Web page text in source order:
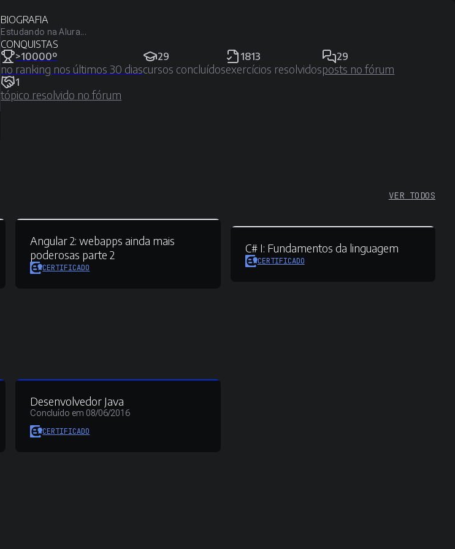
BIOGRAFIA
Estudando na Alura...
CONQUISTAS
>10000º
no ranking nos últimos 30 dias
29
cursos concluídos
1813
exercícios resolvidos
29
posts no fórum
1
tópico resolvido no fórum
VER TODOS
Angular 2: webapps ainda mais
poderosas parte 2
CERTIFICADO
C# I: Fundamentos da linguagem
CERTIFICADO
Desenvolvedor Java
Concluído em 08/06/2016
CERTIFICADO